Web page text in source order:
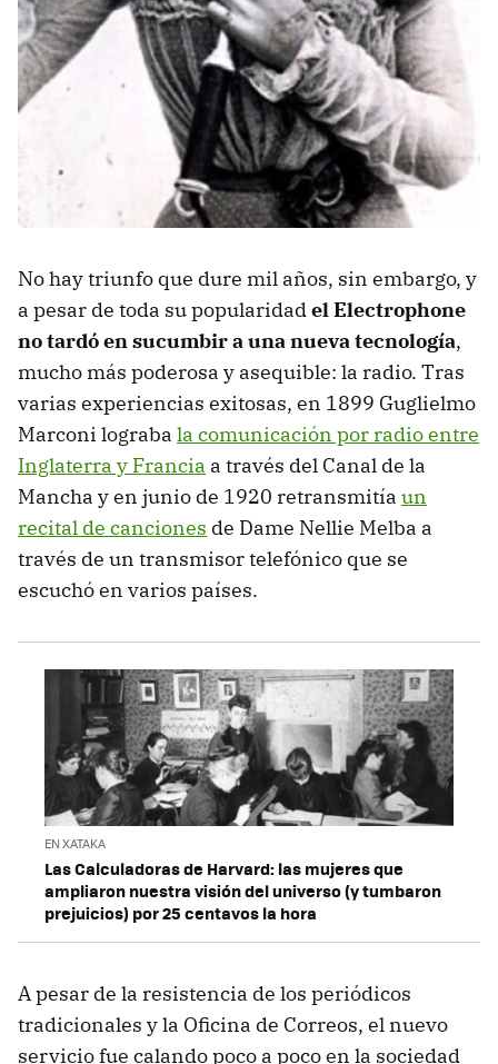
No hay triunfo que dure mil años, sin embargo, y
a pesar de toda su popularidadel Electrophone
no tardó en sucumbir a una nueva tecnología,
mucho más poderosa y asequible: la radio. Tras
varias experiencias exitosas, en 1899 Guglielmo
Marconi lograba la comunicación por radio entre
Inglaterra y Francia a través del Canal de la
Mancha y en junio de 1920 retransmitía un
recital de canciones de Dame Nellie Melba a
través de un transmisor telefónico que se
escuchó en varios países.
EN XATAKA
Las Calculadoras de Harvard: las mujeres que
ampliaron nuestra visión del universo (y tumbaron
prejuicios) por 25 centavos la hora
A pesar de la resistencia de los periódicos
tradicionales y la Oficina de Correos, el nuevo
servicio fue calando poco a poco en la sociedad